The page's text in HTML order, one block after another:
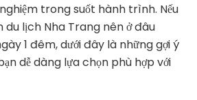
trong suốt hành trình. Nếu
du lịch Nha Trang nên ở đâu
1 đêm, dưới đây là những gợi ý
dễ dàng lựa chọn phù hợp với